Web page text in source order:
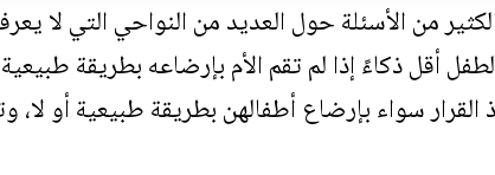
من الأسئلة حول العديد من النواحي التي لا
أقل ذكاءً إذا لم تقم الأم بإرضاعه بطريقة
القرار سواء بإرضاع أطفالهن بطريقة طبيعية أو